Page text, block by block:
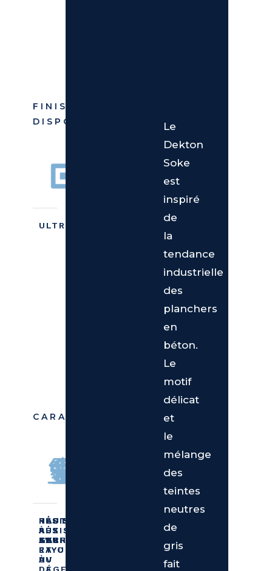
FINIS
DISPONIBLES
ULTRAMATTE
CARACTÉRISTIQUES
RÉSISTANCE
À
L’ABRASION
RÉSISTANCE
AU
FEU
ET
À
LA
RÉSISTANCE
AU
GEL
ET
AU
DÉGEL
HAUTE
RÉSISTANCE
AU
RAYURES
RÉSISTANCE
AUX
TACHES
HAUTE
RÉSISTANCE
AUX
RAYONS
UV
Le
Dekton
Soke
est
inspiré
de
la
tendance
industrielle
des
planchers
en
béton.
Le
motif
délicat
et
le
mélange
des
teintes
neutres
de
gris
fait